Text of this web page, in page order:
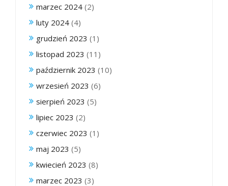
marzec 2024 (2)
luty 2024 (4)
grudzień 2023 (1)
listopad 2023 (11)
październik 2023 (10)
wrzesień 2023 (6)
sierpień 2023 (5)
lipiec 2023 (2)
czerwiec 2023 (1)
maj 2023 (5)
kwiecień 2023 (8)
marzec 2023 (3)